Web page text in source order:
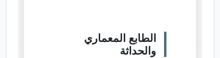
الطابع المعماري
والحداثة